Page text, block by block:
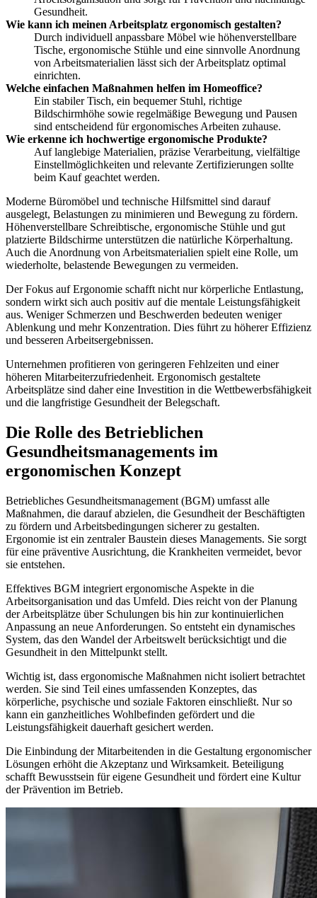
Gesundheit.
Wie kann ich meinen Arbeitsplatz ergonomisch gestalten?
Durch individuell anpassbare Möbel wie höhenverstellbare
Tische, ergonomische Stühle und eine sinnvolle Anordnung
von Arbeitsmaterialien lässt sich der Arbeitsplatz optimal
einrichten.
Welche einfachen Maßnahmen helfen im Homeoffice?
Ein stabiler Tisch, ein bequemer Stuhl, richtige
Bildschirmhöhe sowie regelmäßige Bewegung und Pausen
sind entscheidend für ergonomisches Arbeiten zuhause.
Wie erkenne ich hochwertige ergonomische Produkte?
Auf langlebige Materialien, präzise Verarbeitung, vielfältige
Einstellmöglichkeiten und relevante Zertifizierungen sollte
beim Kauf geachtet werden.
Moderne Büromöbel und technische Hilfsmittel sind darauf
ausgelegt, Belastungen zu minimieren und Bewegung zu fördern.
Höhenverstellbare Schreibtische, ergonomische Stühle und gut
platzierte Bildschirme unterstützen die natürliche Körperhaltung.
Auch die Anordnung von Arbeitsmaterialien spielt eine Rolle, um
wiederholte, belastende Bewegungen zu vermeiden.
Der Fokus auf Ergonomie schafft nicht nur körperliche Entlastung,
sondern wirkt sich auch positiv auf die mentale Leistungsfähigkeit
aus. Weniger Schmerzen und Beschwerden bedeuten weniger
Ablenkung und mehr Konzentration. Dies führt zu höherer Effizienz
und besseren Arbeitsergebnissen.
Unternehmen profitieren von geringeren Fehlzeiten und einer
höheren Mitarbeiterzufriedenheit. Ergonomisch gestaltete
Arbeitsplätze sind daher eine Investition in die Wettbewerbsfähigkeit
und die langfristige Gesundheit der Belegschaft.
Die Rolle des Betrieblichen
Gesundheitsmanagements im
ergonomischen Konzept
Betriebliches Gesundheitsmanagement (BGM) umfasst alle
Maßnahmen, die darauf abzielen, die Gesundheit der Beschäftigten
zu fördern und Arbeitsbedingungen sicherer zu gestalten.
Ergonomie ist ein zentraler Baustein dieses Managements. Sie sorgt
für eine präventive Ausrichtung, die Krankheiten vermeidet, bevor
sie entstehen.
Effektives BGM integriert ergonomische Aspekte in die
Arbeitsorganisation und das Umfeld. Dies reicht von der Planung
der Arbeitsplätze über Schulungen bis hin zur kontinuierlichen
Anpassung an neue Anforderungen. So entsteht ein dynamisches
System, das den Wandel der Arbeitswelt berücksichtigt und die
Gesundheit in den Mittelpunkt stellt.
Wichtig ist, dass ergonomische Maßnahmen nicht isoliert betrachtet
werden. Sie sind Teil eines umfassenden Konzeptes, das
körperliche, psychische und soziale Faktoren einschließt. Nur so
kann ein ganzheitliches Wohlbefinden gefördert und die
Leistungsfähigkeit dauerhaft gesichert werden.
Die Einbindung der Mitarbeitenden in die Gestaltung ergonomischer
Lösungen erhöht die Akzeptanz und Wirksamkeit. Beteiligung
schafft Bewusstsein für eigene Gesundheit und fördert eine Kultur
der Prävention im Betrieb.